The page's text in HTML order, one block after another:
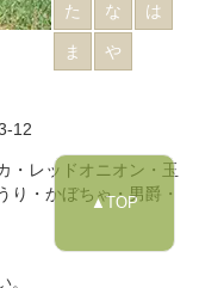
12
・レッドオニオン・玉
り・かぼちゃ・男爵・
た な は
ま や
▲TOP